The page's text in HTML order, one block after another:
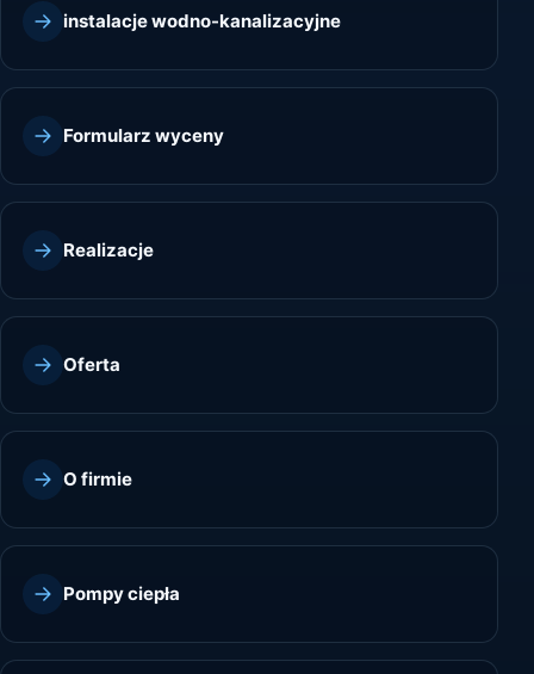
instalacje wodno-kanalizacyjne
Formularz wyceny
Realizacje
Oferta
O firmie
Pompy ciepła